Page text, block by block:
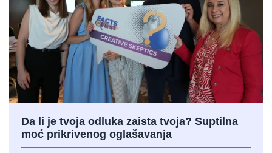
Da li je tvoja odluka zaista tvoja? Suptilna
moć prikrivenog oglašavanja